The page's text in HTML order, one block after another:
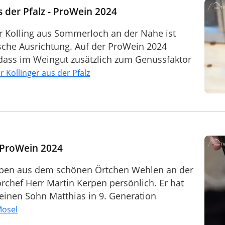
Pfalz - ProWein 2024
Kolling aus Sommerloch an der Nahe ist
Ausrichtung. Auf der ProWein 2024
im Weingut zusätzlich zum Genussfaktor
Kollinger aus der Pfalz
2024
aus dem schönen Örtchen Wehlen an der
Herr Martin Kerpen persönlich. Er hat
Sohn Matthias in 9. Generation